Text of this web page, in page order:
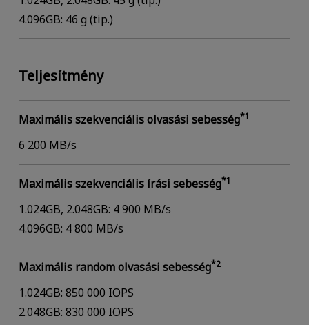
4.096GB: 46 g (tip.)
Teljesítmény
Maximális szekvenciális olvasási sebesség*1
6 200 MB/s
Maximális szekvenciális írási sebesség*1
1.024GB, 2.048GB: 4 900 MB/s
4.096GB: 4 800 MB/s
Maximális random olvasási sebesség*2
1.024GB: 850 000 IOPS
2.048GB: 830 000 IOPS